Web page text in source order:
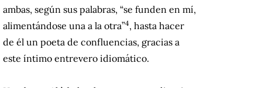
ambas, según sus palabras, “se funden en mí,
alimentándose una a la otra”4, hasta hacer
de él un poeta de confluencias, gracias a
este íntimo entrevero idiomático.